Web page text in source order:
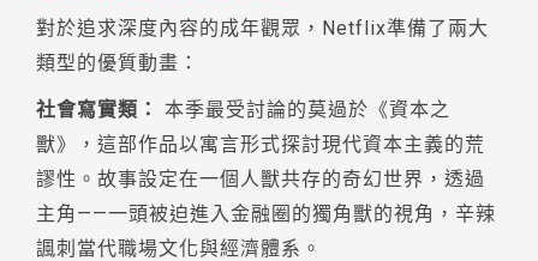
對於追求深度內容的成年觀眾，Netflix準備了兩大
類型的優質動畫：
社會寫實類：
本季最受討論的莫過於《資本之
獸》，這部作品以寓言形式探討現代資本主義的荒
謬性。故事設定在一個人獸共存的奇幻世界，透過
主角——一頭被迫進入金融圈的獨角獸的視角，辛辣
諷刺當代職場文化與經濟體系。